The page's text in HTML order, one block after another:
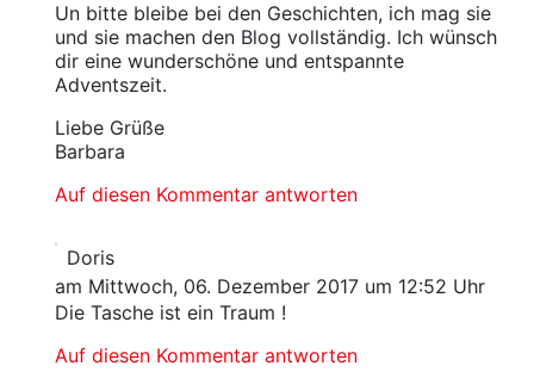
Un bitte bleibe bei den Geschichten, ich mag sie
und sie machen den Blog vollständig. Ich wünsch
dir eine wunderschöne und entspannte
Adventszeit.
Liebe Grüße
Barbara
Auf diesen Kommentar antworten
Doris
am Mittwoch, 06. Dezember 2017 um 12:52 Uhr
Die Tasche ist ein Traum !
Auf diesen Kommentar antworten